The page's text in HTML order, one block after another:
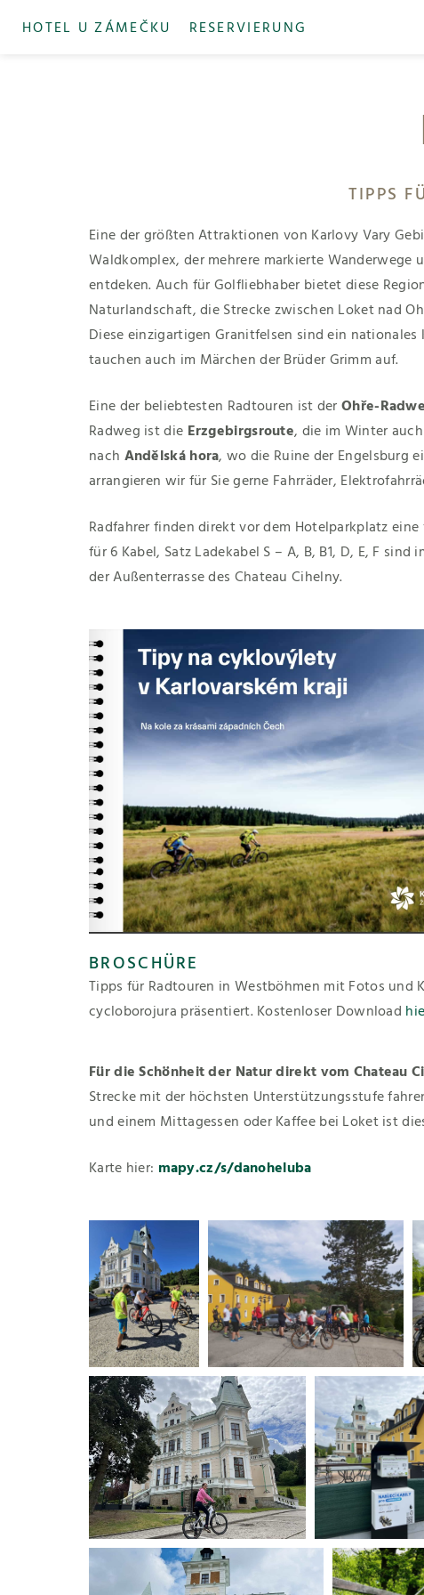
HOTEL U ZÁMEČKU RESERVIERUNG
TIPPS
Eine der größten Attraktionen von Karlovy Vary
Waldkomplex, der mehrere markierte Wanderwege
entdeken. Auch für Golfliebhaber bietet diese
Naturlandschaft, die Strecke zwischen Loket nad
Diese einzigartigen Granitfelsen sind ein
tauchen auch im Märchen der Brüder Grimm auf.
Eine der beliebtesten Radtouren ist derOhře-
Radweg ist die Erzgebirgsroute, die im Winter
nach Andělská hora, wo die Ruine der Engelsburg
arrangieren wir für Sie gerne Fahrräder,
Radfahrer finden direkt vor dem Hotelparkplatz
für 6 Kabel, Satz Ladekabel S – A, B, B1, D, E, F
der Außenterrasse des Chateau Cihelny.
BROSCHÜRE
Tipps für Radtouren in Westböhmen mit Fotos und
cycloborojura präsentiert. Kostenloser Download
Für die Schönheit der Natur direkt vom Chateau
Strecke mit der höchsten Unterstützungsstufe
und einem Mittagessen oder Kaffee bei Loket ist
Karte hier: mapy.cz/s/danoheluba